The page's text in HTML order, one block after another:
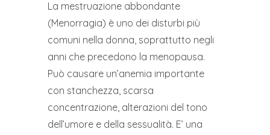
La mestruazione abbondante
(Menorragia) è uno dei disturbi più
comuni nella donna, soprattutto negli
anni che precedono la menopausa.
Può causare un’anemia importante
con stanchezza, scarsa
concentrazione, alterazioni del tono
dell’umore e della sessualità. E’ una